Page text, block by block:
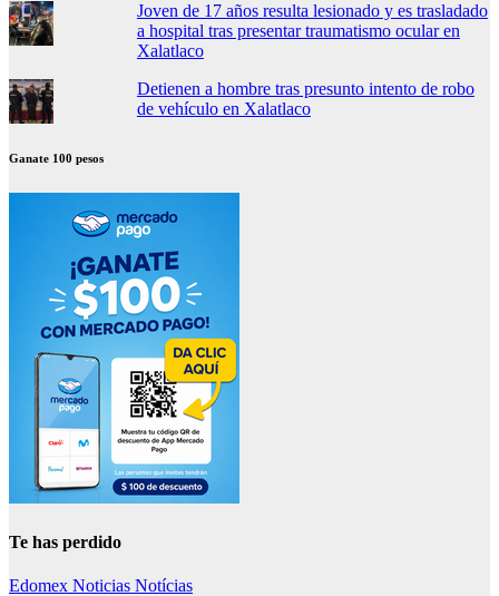
Joven de 17 años resulta lesionado y es trasladado
a hospital tras presentar traumatismo ocular en
Xalatlaco
Detienen a hombre tras presunto intento de robo
de vehículo en Xalatlaco
Ganate 100 pesos
Te has perdido
Edomex Noticias Notícias